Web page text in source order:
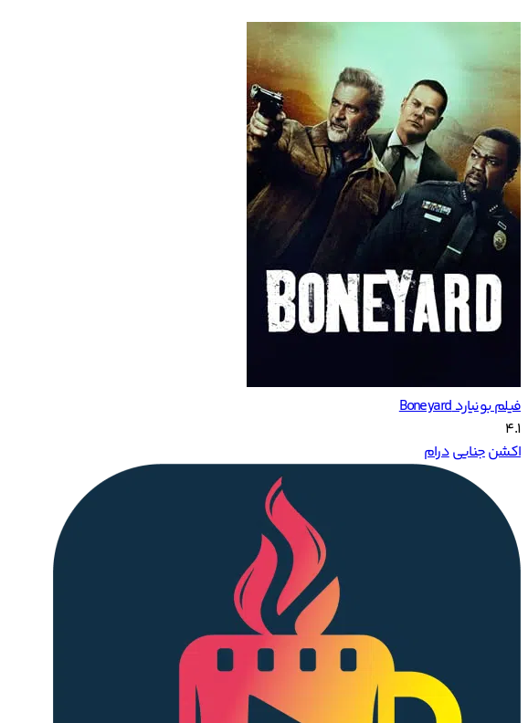
فیلم بونیارد Boneyard
4.1
اکشنجناییدرام